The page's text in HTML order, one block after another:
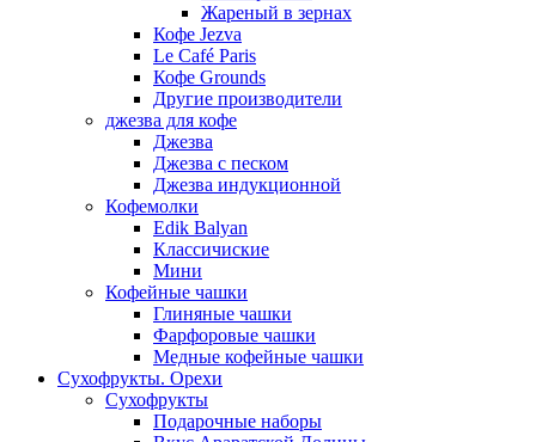
Жареный в зернах
Кофе Jezva
Le Café Paris
Кофе Grounds
Другие производители
джезва для кофе
Джезва
Джезва с песком
Джезва индукционной
Кофемолки
Edik Balyan
Классичиские
Мини
Кофейные чашки
Глиняные чашки
Фарфоровые чашки
Медные кофейные чашки
Сухофрукты. Орехи
Сухофрукты
Подарочные наборы